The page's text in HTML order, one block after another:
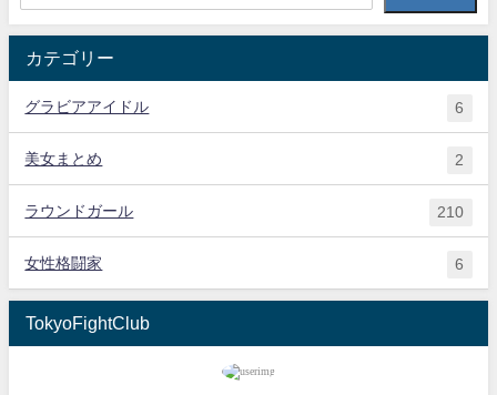
カテゴリー
グラビアアイドル 6
美女まとめ 2
ラウンドガール 210
女性格闘家 6
TokyoFightClub